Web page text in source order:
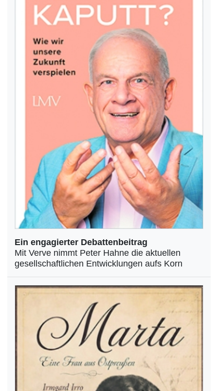
Ein engagierter Debattenbeitrag
Mit Verve nimmt Peter Hahne die aktuellen
gesellschaftlichen Entwicklungen aufs Korn